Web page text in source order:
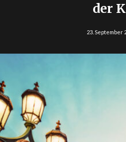
der
23. September